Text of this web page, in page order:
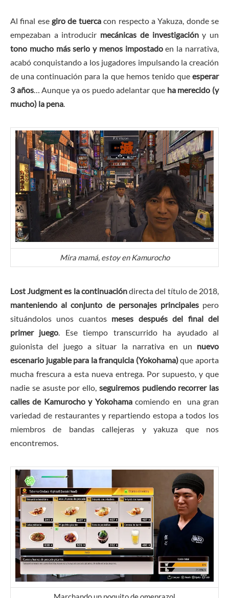
Al final esegiro de tuercacon respecto a Yakuza, donde se
empezaban a introducir mecánicas de investigacióny un
tono mucho más serio y menos impostadoen la narrativa,
acabó conquistando a los jugadores impulsando la creación
de una continuación para la que hemos tenido que esperar
3 años… Aunque ya os puedo adelantar que ha merecido (y
mucho) la pena.
Mira mamá, estoy en Kamurocho
Lost Judgment es la continuacióndirecta del título de 2018,
manteniendo al conjunto de personajes principalespero
situándolos unos cuantos meses después del final del
primer juego. Ese tiempo transcurrido ha ayudado al
guionista del juego a situar la narrativa en un nuevo
escenario jugable para la franquicia (Yokohama)que aporta
mucha frescura a esta nueva entrega. Por supuesto, y que
nadie se asuste por ello, seguiremos pudiendo recorrer las
calles de Kamurocho y Yokohamacomiendo en una gran
variedad de restaurantes y repartiendo estopa a todos los
miembros de bandas callejeras y yakuza que nos
encontremos.